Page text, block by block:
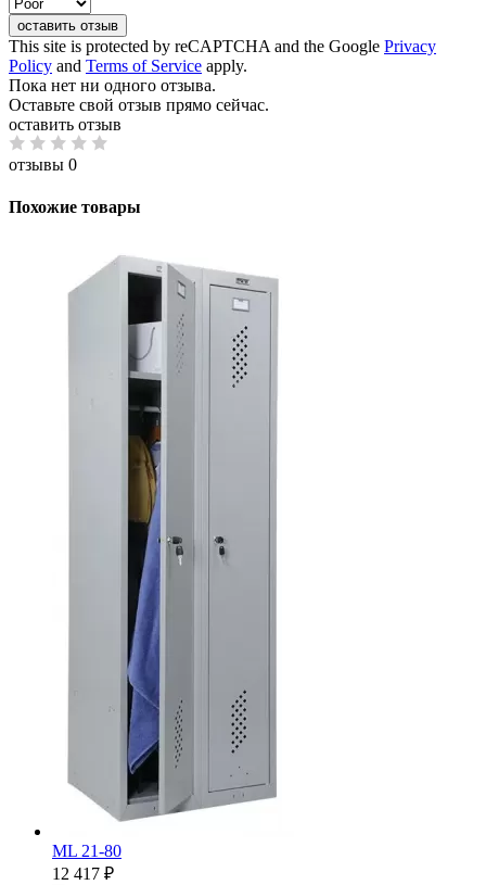
оставить отзыв
This site is protected by reCAPTCHA and the Google Privacy
Policy and Terms of Service apply.
Пока нет ни одного отзыва.
Оставьте свой отзыв прямо сейчас.
оставить отзыв
отзывы 0
Похожие товары
ML 21-80
12 417 ₽